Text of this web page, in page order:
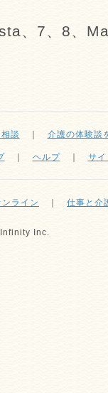
、7、8、
談 介護の体験談
｜ ヘルプ｜ サ
ライン 仕事と介
Inc.